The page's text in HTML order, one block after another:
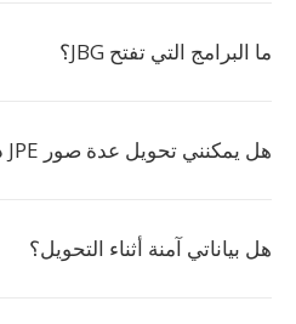
ما البرامج التي تفتح JBG؟
هل يمكنني تحويل عدة صور JPE دفعة واحدة؟
هل بياناتي آمنة أثناء التحويل؟